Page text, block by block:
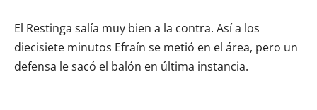
El Restinga salía muy bien a la contra. Así a los
diecisiete minutos Efraín se metió en el área, pero un
defensa le sacó el balón en última instancia.